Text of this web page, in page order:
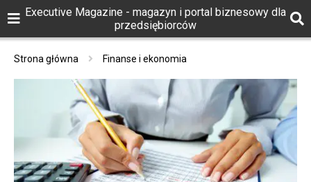
Executive Magazine - magazyn i portal biznesowy dla
przedsiębiorców
Strona główna Finanse i ekonomia